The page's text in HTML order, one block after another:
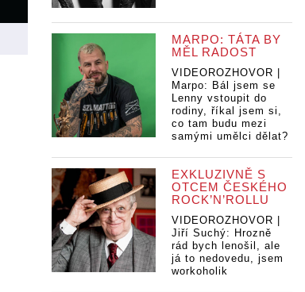
MARPO: TÁTA BY
MĚL RADOST
VIDEOROZHOVOR |
Marpo: Bál jsem se
Lenny vstoupit do
rodiny, říkal jsem si,
co tam budu mezi
samými umělci dělat?
EXKLUZIVNĚ S
OTCEM ČESKÉHO
ROCK’N’ROLLU
VIDEOROZHOVOR |
Jiří Suchý: Hrozně
rád bych lenošil, ale
já to nedovedu, jsem
workoholik